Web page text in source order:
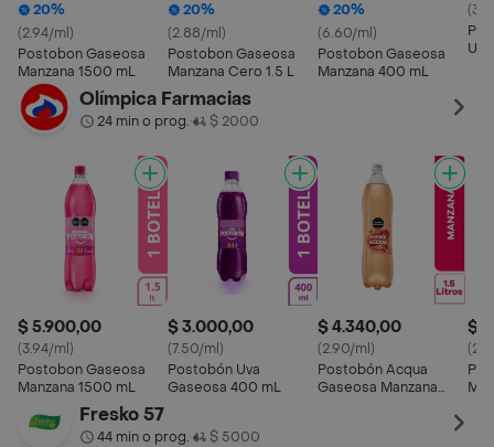
20%
(2.94/ml)
Postobon Gaseosa
Manzana 1500 mL
20%
(2.88/ml)
Postobon Gaseosa
Manzana Cero 1.5 L
20%
(6.60/ml)
Postobon Gaseosa
Manzana 400 mL
Uva
Olímpica Farmacias
24 min o prog.• $ 2000
$ 5.900,00
(3.94/ml)
Postobon Gaseosa
Manzana 1500 mL
$ 3.000,00
(7.50/ml)
Postobón Uva
Gaseosa 400 mL
$ 4.340,00
(2.90/ml)
Postobón Acqua
Gaseosa Manzana
$
Fresko 57
44 min o prog.• $ 5000